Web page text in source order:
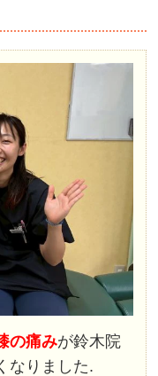
の痛みが鈴木院
なりました.